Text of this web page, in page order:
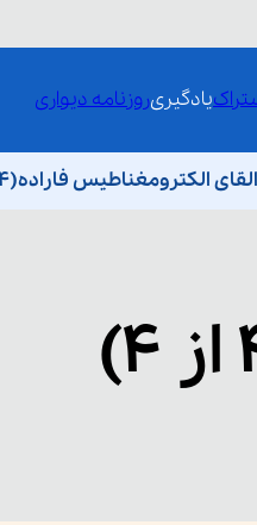
یادگیریروزنامه دیواری
الکترومغناطیس فاراده(4 از 4)